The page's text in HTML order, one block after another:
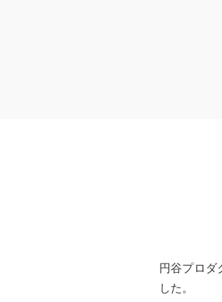
円谷プロダ
した。